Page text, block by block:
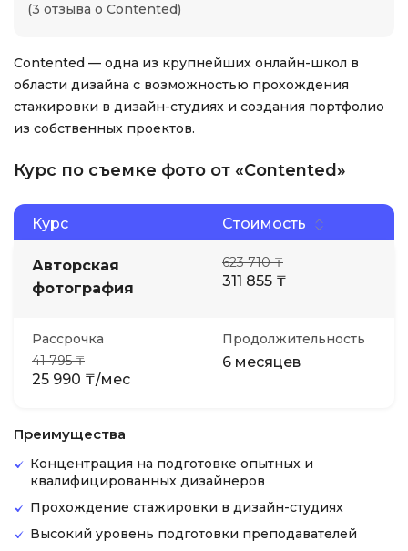
(3 отзыва о Contented)
Contented — одна из крупнейших онлайн-школ в
области дизайна с возможностью прохождения
стажировки в дизайн-студиях и создания портфолио
из собственных проектов.
Курс по съемке фото от «Contented»
Курс Стоимость
Авторская
фотография
623 710 ₸
311 855 ₸
Рассрочка
41 795 ₸
25 990 ₸/мес
Продолжительность
6 месяцев
Преимущества
Концентрация на подготовке опытных и
квалифицированных дизайнеров
Прохождение стажировки в дизайн-студиях
Высокий уровень подготовки преподавателей